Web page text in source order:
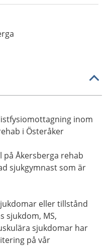
inom
i Österåker
Åkersberga rehab
sjukgymnast som är
eller tillstånd
sjukdom, MS,
sjukdomar har
på vår